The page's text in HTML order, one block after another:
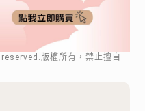
版權所有，禁止擅自